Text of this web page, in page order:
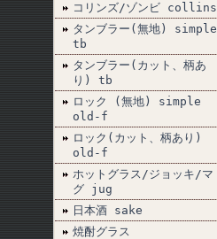
コリンズ/ゾンビ collins
タンブラー(無地) simple
tb
タンブラー(カット、柄あ
り) tb
ロック (無地) simple
old-f
ロック(カット、柄あり)
old-f
ホットグラス/ジョッキ/マ
グ jug
日本酒 sake
焼酎グラス